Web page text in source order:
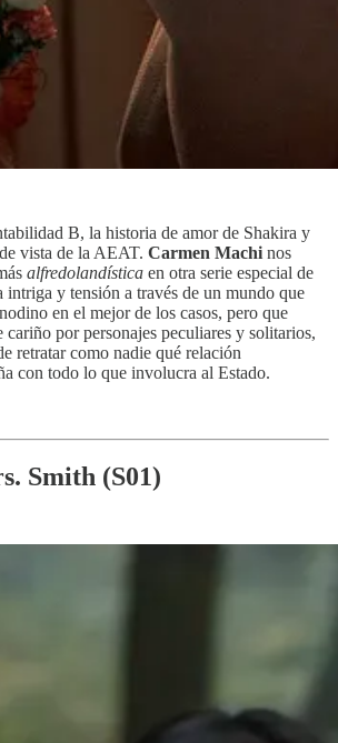
B, la historia de amor de Shakira y
vista de la AEAT. Carmen Machi nos
alfredolandística en otra serie especial de
intriga y tensión a través de un mundo que
en el mejor de los casos, pero que
cariño por personajes peculiares y solitarios,
retratar como nadie qué relación
con todo lo que involucra al Estado.
Smith (S01)